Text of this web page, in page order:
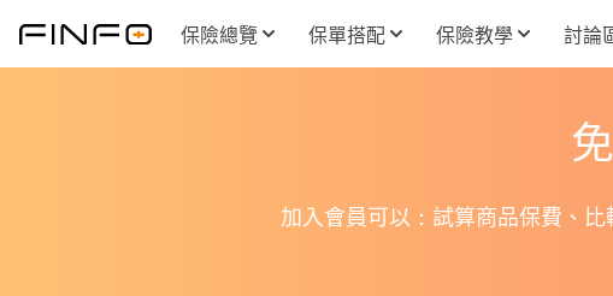
保險總覽 保單搭配 保險教學 討論
加入會員可以：試算商品保費、